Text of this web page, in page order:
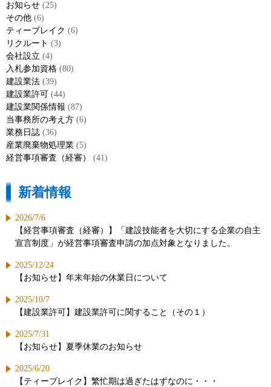
お知らせ (25)
その他 (6)
ティーブレイク (6)
リクルート (3)
会社設立 (4)
入札参加資格 (80)
建設業法 (39)
建設業許可 (44)
建設業関係情報 (87)
当事務所の考え方 (6)
業務日誌 (36)
産業廃棄物処理業 (5)
経営事項審査（経審）
(41)
新着情報
2026/7/6
【経営事項審査（経審）】「建設技能者を大切にする企業の自主
宣言制度」が経営事項審査申請の加点対象となりました。
2025/12/24
【お知らせ】年末年始の休業日について
2025/10/7
【建設業許可】建設業許可に関すること（その１）
2025/7/31
【お知らせ】夏季休業のお知らせ
2025/6/20
【ティーブレイク】繁忙期は過ぎたはずなのに・・・